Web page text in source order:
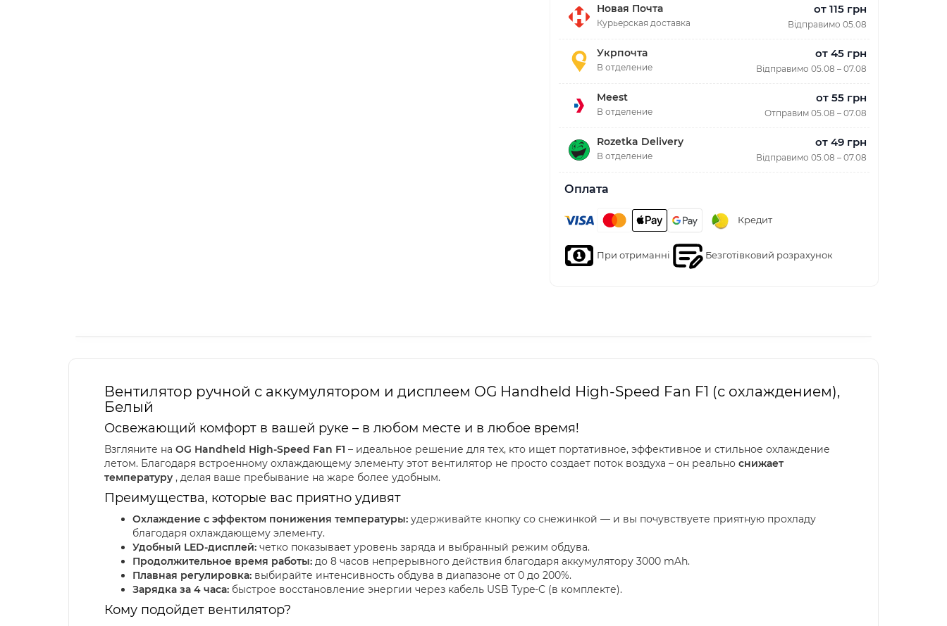
Новая Почта
Курьерская доставка
от 115 грн
Відправимо 05.08
Укрпочта
В отделение
от 45 грн
Відправимо 05.08 – 07.08
Meest
В отделение
от 55 грн
Отправим 05.08 – 07.08
Rozetka Delivery
В отделение
от 49 грн
Відправимо 05.08 – 07.08
Оплата
Кредит
При отриманні Безготівковий розрахунок
Вентилятор ручной с аккумулятором и дисплеем OG Handheld High-Speed Fan F1 (с охлаждением),
Белый
Освежающий комфорт в вашей руке – в любом месте и в любое время!
Взгляните на OG Handheld High-Speed Fan F1 – идеальное решение для тех, кто ищет портативное, эффективное и стильное охлаждение
летом. Благодаря встроенному охлаждающему элементу этот вентилятор не просто создает поток воздуха – он реально снижает
температуру , делая ваше пребывание на жаре более удобным.
Преимущества, которые вас приятно удивят
Охлаждение с эффектом понижения температуры: удерживайте кнопку со снежинкой — и вы почувствуете приятную прохладу
благодаря охлаждающему элементу.
Удобный LED-дисплей: четко показывает уровень заряда и выбранный режим обдува.
Продолжительное время работы: до 8 часов непрерывного действия благодаря аккумулятору 3000 mAh.
Плавная регулировка: выбирайте интенсивность обдува в диапазоне от 0 до 200%.
Зарядка за 4 часа: быстрое восстановление энергии через кабель USB Type-C (в комплекте).
Кому подойдет вентилятор?